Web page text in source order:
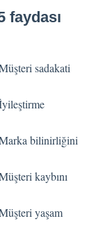
faydası